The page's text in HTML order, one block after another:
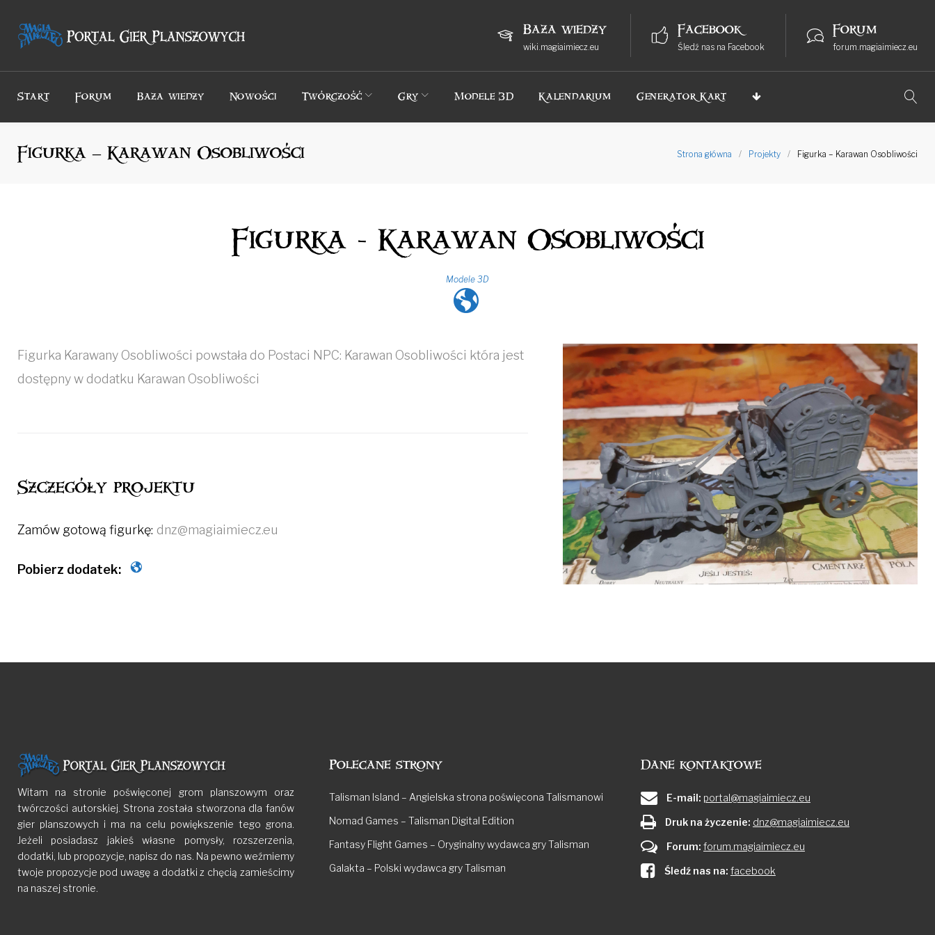
Baza wiedzy
wiki.magiaimiecz.eu
Facebook
Śledź nas na Facebook
Forum
forum.magiaimiecz.eu
Start Forum Baza wiedzy Nowości Twórczość Gry Modele 3D Kalendarium Generator Kart
Figurka – Karawan Osobliwości Strona główna / Projekty / Figurka – Karawan Osobliwości
Figurka - Karawan Osobliwości
Modele 3D
Figurka Karawany Osobliwości powstała do Postaci NPC: Karawan Osobliwości która jest
dostępny w dodatku Karawan Osobliwości
Szczegóły projektu
Zamów gotową figurkę: dnz@magiaimiecz.eu
Witam na stronie poświęconej grom planszowym oraz
twórczości autorskiej. Strona została stworzona dla fanów
gier planszowych i ma na celu powiększenie tego grona.
Jeżeli posiadasz jakieś własne pomysły, rozszerzenia,
dodatki, lub propozycje, napisz do nas. Na pewno weźmiemy
twoje propozycje pod uwagę a dodatki z chęcią zamieścimy
na naszej stronie.
Polecane strony
Talisman Island – Angielska strona poświęcona Talismanowi
Nomad Games – Talisman Digital Edition
Fantasy Flight Games – Oryginalny wydawca gry Talisman
Galakta – Polski wydawca gry Talisman
Dane kontaktowe
E-mail: portal@magiaimiecz.eu
Druk na życzenie: dnz@magiaimiecz.eu
Forum: forum.magiaimiecz.eu
Śledź nas na: facebook